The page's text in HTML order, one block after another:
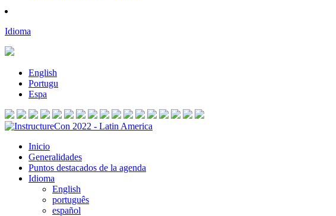
Idioma
English
Portugu
Espa
Inicio
Generalidades
Puntos destacados de la agenda
Idioma
English
português
español